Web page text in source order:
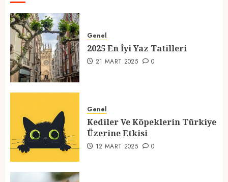
1
21 MART 2025
2
Üzerine Etkisi
12 MART 2025 0
Genel
2025 En İyi Yaz Tatilleri
21 MART 2025 0
Genel
Kediler Ve Köpeklerin Türkiye
Üzerine Etkisi
12 MART 2025 0